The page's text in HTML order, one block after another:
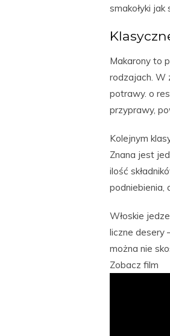
smakołyki jak
Makarony to
rodzajach. W
potrawy. o
przyprawy,
Kolejnym
Znana jest
ilość
podniebienia,
Włoskie
liczne desery
można nie
Zobacz film